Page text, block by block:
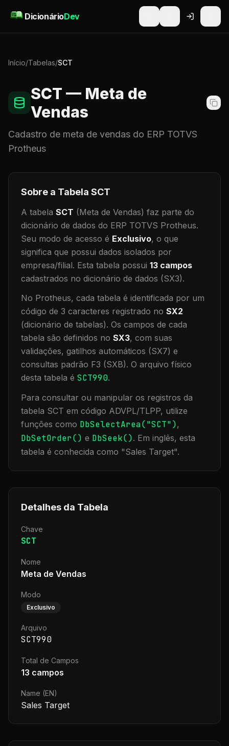
DicionárioDev
Início/Tabelas/SCT
SCT — Meta de
Vendas
Cadastro de meta de vendas do ERP TOTVS
Protheus
Sobre a Tabela SCT
A tabela SCT (Meta de Vendas) faz parte do
dicionário de dados do ERP TOTVS Protheus.
Seu modo de acesso é Exclusivo, o que
significa que possui dados isolados por
empresa/filial. Esta tabela possui 13 campos
cadastrados no dicionário de dados (SX3).
No Protheus, cada tabela é identificada por um
código de 3 caracteres registrado no SX2
(dicionário de tabelas). Os campos de cada
tabela são definidos no SX3, com suas
validações, gatilhos automáticos (SX7) e
consultas padrão F3 (SXB). O arquivo físico
desta tabela é SCT990.
Para consultar ou manipular os registros da
tabela SCT em código ADVPL/TLPP, utilize
funções como DbSelectArea("SCT"),
DbSetOrder() e DbSeek(). Em inglês, esta
tabela é conhecida como "Sales Target".
Detalhes da Tabela
Chave
SCT
Nome
Meta de Vendas
Modo
Exclusivo
Arquivo
SCT990
Total de Campos
13 campos
Name (EN)
Sales Target